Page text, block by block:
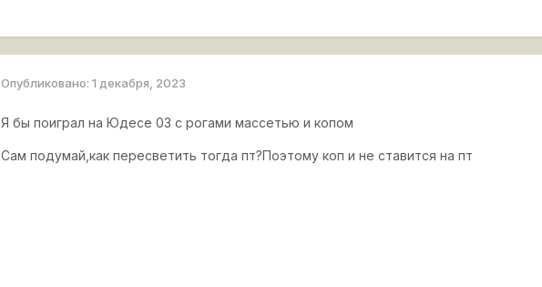
Опубликовано:1 декабря, 2023
Я бы поиграл на Юдесе 03 с рогами массетью и копом
Сам подумай,как пересветить тогда пт?Поэтому коп и не ставится на пт